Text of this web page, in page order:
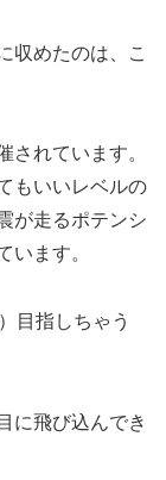
収めたのは、こ
されています。
もいいレベルの
が走るポテンシ
います。
目指しちゃう
に飛び込んでき